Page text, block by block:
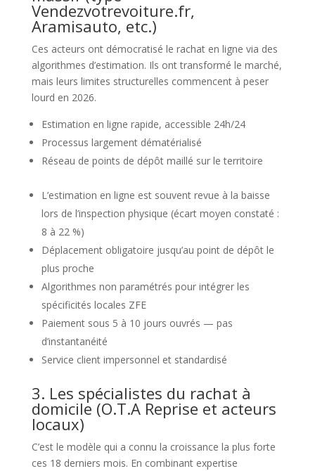
Vendezvotrevoiture.fr,
Aramisauto, etc.)
Ces acteurs ont démocratisé le rachat en ligne via des
algorithmes d’estimation. Ils ont transformé le marché,
mais leurs limites structurelles commencent à peser
lourd en 2026.
Estimation en ligne rapide, accessible 24h/24
Processus largement dématérialisé
Réseau de points de dépôt maillé sur le territoire
L’estimation en ligne est souvent revue à la baisse
lors de l’inspection physique (écart moyen constaté :
8 à 22 %)
Déplacement obligatoire jusqu’au point de dépôt le
plus proche
Algorithmes non paramétrés pour intégrer les
spécificités locales ZFE
Paiement sous 5 à 10 jours ouvrés — pas
d’instantanéité
Service client impersonnel et standardisé
3. Les spécialistes du rachat à
domicile (O.T.A Reprise et acteurs
locaux)
C’est le modèle qui a connu la croissance la plus forte
ces 18 derniers mois. En combinant expertise